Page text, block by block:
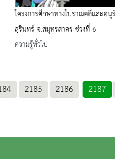
โครงการศึกษาทางโบราณคดีและอ
สุรินทร์ จ.สมุทรสาคร ช่วงที่ 6
ความรู้ทั่วไป
2185 2186 2187